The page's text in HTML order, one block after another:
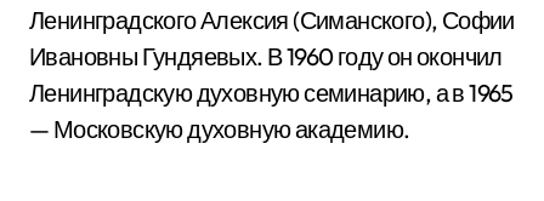
Ленинградского Алексия (Симанского), Софии
Ивановны Гундяевых. В 1960 году он окончил
Ленинградскую духовную семинарию, а в 1965
— Московскую духовную академию.